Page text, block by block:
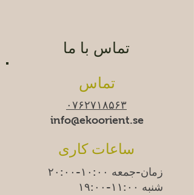
تماس با ما
تماس
۰۷۶۲۷۱۸۵۶۳
info@ekoorient.se
ساعات کاری
زمان-جمعه ۱۰:۰۰-۲۰:۰۰
شنبه ۱۱:۰۰-۱۹:۰۰